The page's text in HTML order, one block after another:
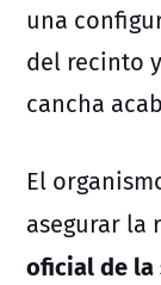
una
del recinto
cancha
El
asegurar la
oficial de la